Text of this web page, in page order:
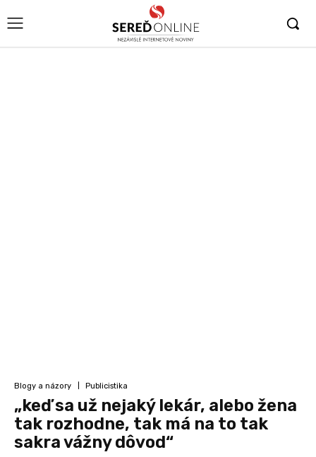
Blogy a názory Publicistika
„keď sa už nejaký lekár, alebo žena
tak rozhodne, tak má na to tak
sakra vážny dôvod“